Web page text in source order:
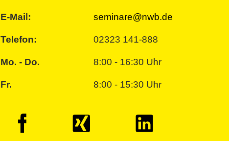
E-Mail:
Telefon:
Mo. - Do.
Fr.
seminare@nwb.de
02323 141-888
8:00 - 16:30 Uhr
8:00 - 15:30 Uhr